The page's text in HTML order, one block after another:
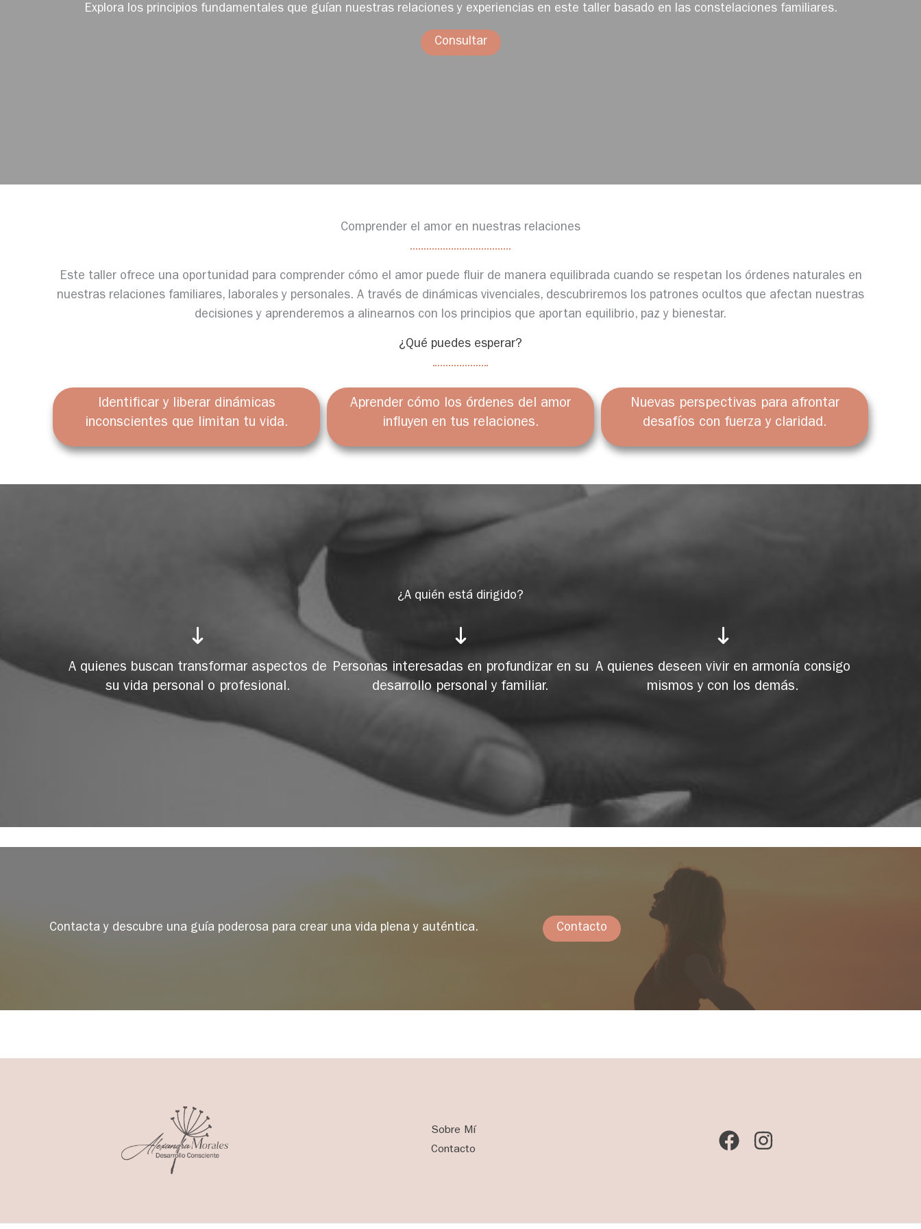
Explora los principios fundamentales que guían nuestras relaciones y experiencias en este taller basado en las constelaciones familiares.
Consultar
Comprender el amor en nuestras relaciones
Este taller ofrece una oportunidad para comprender cómo el amor puede fluir de manera equilibrada cuando se respetan los órdenes naturales en
nuestras relaciones familiares, laborales y personales. A través de dinámicas vivenciales, descubriremos los patrones ocultos que afectan nuestras
decisiones y aprenderemos a alinearnos con los principios que aportan equilibrio, paz y bienestar.
¿Qué puedes esperar?
Identificar y liberar dinámicas
inconscientes que limitan tu vida.
Aprender cómo los órdenes del amor
influyen en tus relaciones.
Nuevas perspectivas para afrontar
desafíos con fuerza y claridad.
¿A quién está dirigido?
A quienes buscan transformar aspectos de
su vida personal o profesional.
Personas interesadas en profundizar en su
desarrollo personal y familiar.
A quienes deseen vivir en armonía consigo
mismos y con los demás.
Contacta y descubre una guía poderosa para crear una vida plena y auténtica. Contacto
Sobre Mí
Contacto